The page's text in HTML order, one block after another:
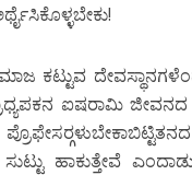
ಕಟ್ಟುವ
ಐಷರಾಮಿ
ಹಾಕುತ್ತೇವೆ